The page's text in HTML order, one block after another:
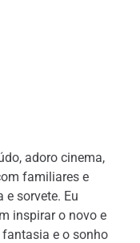
adoro cinema,
familiares e
e sorvete. Eu
inspirar o novo e
e o sonho